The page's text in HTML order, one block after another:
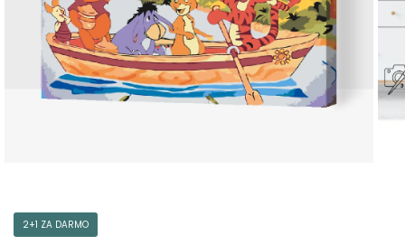
2+1 ZA DARMO